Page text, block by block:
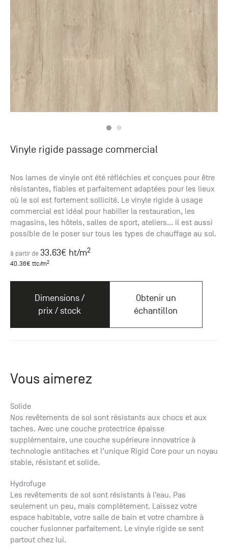
Vinyle rigide passage commercial
Nos lames de vinyle ont été réfléchies et conçues pour être
résistantes, fiables et parfaitement adaptées pour les lieux
où le sol est fortement sollicité. Le vinyle rigide à usage
commercial est idéal pour habiller la restauration, les
magasins, les hôtels, salles de sport, ateliers... il est aussi
possible de le poser sur tous les types de chauffage au sol.
à partir de 33.63€ ht/m2
40.36€ ttc/m2
Dimensions /
prix / stock
Obtenir un
échantillon
Vous aimerez
Solide
Nos revêtements de sol sont résistants aux chocs et aux
taches. Avec une couche protectrice épaisse
supplémentaire, une couche supérieure innovatrice à
technologie antitaches et l’unique Rigid Core pour un noyau
stable, résistant et solide.
Hydrofuge
Les revêtements de sol sont résistants à l’eau. Pas
seulement un peu, mais complètement. Laissez votre
espace habitable, votre salle de bain et votre chambre à
coucher fusionner parfaitement. Le vinyle rigide se sent
partout chez lui.